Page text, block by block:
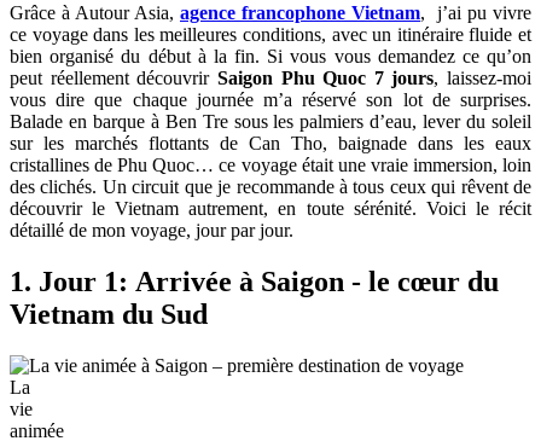
Grâce à Autour Asia, agence francophone Vietnam, j’ai pu vivre
ce voyage dans les meilleures conditions, avec un itinéraire fluide et
bien organisé du début à la fin. Si vous vous demandez ce qu’on
peut réellement découvrirSaigon Phu Quoc 7 jours, laissez-moi
vous dire que chaque journée m’a réservé son lot de surprises.
Balade en barque à Ben Tre sous les palmiers d’eau, lever du soleil
sur les marchés flottants de Can Tho, baignade dans les eaux
cristallines de Phu Quoc… ce voyage était une vraie immersion, loin
des clichés. Un circuit que je recommande à tous ceux qui rêvent de
découvrir le Vietnam autrement, en toute sérénité. Voici le récit
détaillé de mon voyage, jour par jour.
1. Jour 1: Arrivée à Saigon - le cœur du
Vietnam du Sud
La
vie
animée